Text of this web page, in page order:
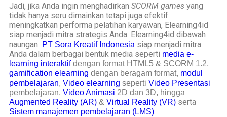
Jadi, jika Anda ingin menghadirkan SCORM games yang
tidak hanya seru dimainkan tetapi juga efektif
meningkatkan performa pelatihan karyawan, Elearning4id
siap menjadi mitra strategis Anda. Elearning4id dibawah
naungan
PT Sora Kreatif Indonesia siap menjadi mitra
Anda dalam berbagai bentuk media seperti media e-
learning interaktifdengan format HTML5 & SCORM 1.2,
gamification elearning dengan beragam format, modul
pembelajaran, Video elearning seperti Video Presentasi
pembelajaran, Video Animasi 2D dan 3D, hingga
Augmented Reality (AR) & Virtual Reality (VR) serta
Sistem manajemen pembelajaran (LMS).